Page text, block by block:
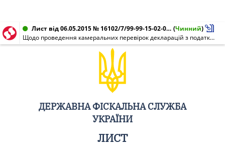
Лист від 06.05.2015 № 16102/7/99-99-15-02-02-17 (Чинний)
Щодо проведення камеральних перевірок декларацій з податку на прибуток підприємств у 2015 - 2016 роках
ДЕРЖАВНА ФІСКАЛЬНА СЛУЖБА
УКРАЇНИ
ЛИСТ